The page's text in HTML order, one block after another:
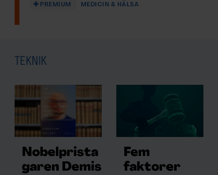
PREMIUM MEDICIN & HÄLSA
TEKNIK
Nobelprista
garen Demis
Fem
faktorer